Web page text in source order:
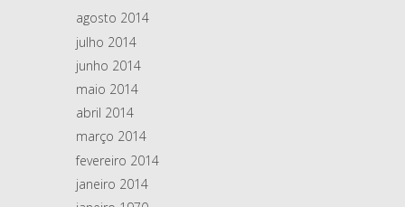
agosto 2014
julho 2014
junho 2014
maio 2014
abril 2014
março 2014
fevereiro 2014
janeiro 2014